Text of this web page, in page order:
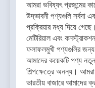
আমরা ভবিষ্যৎ প্রজন্মের
উদ্ভাবনী পণ্যগুলি সর্বদা
প্রক্রিয়ার মধ্য দিয়ে
মেটিরিয়াল এবং
ফলাফলমুখী পণ্যগুলির জন্য
আমাদের কয়েকটি পণ্য নতুন
শিল্পক্ষেত্রে অনন্য। আমরা
ভারতীয় বাজারে আমাদের